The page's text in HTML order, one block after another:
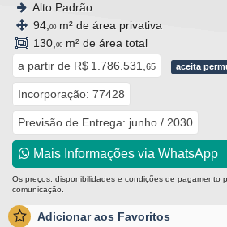
Alto Padrão
94, 00 m² de área privativa
130, 00 m² de área total
a partir de R$ 1.786.531, 65 aceita
Incorporação: 77428
Previsão de Entrega: junho / 2030
Mais Informações via WhatsApp
Os preços, disponibilidades e condições de pagamento
comunicação.
Adicionar aos Favoritos